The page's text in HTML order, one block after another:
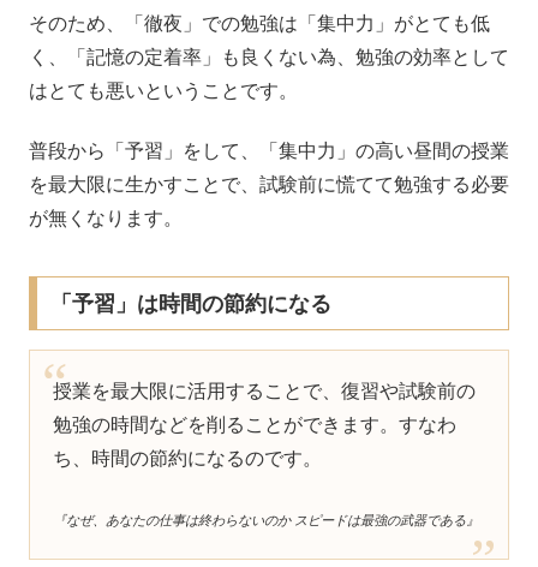
そのため、「徹夜」での勉強は「集中力」がとても低
く、「記憶の定着率」も良くない為、勉強の効率として
はとても悪いということです。
普段から「予習」をして、「集中力」の高い昼間の授業
を最大限に生かすことで、試験前に慌てて勉強する必要
が無くなります。
「予習」は時間の節約になる
授業を最大限に活用することで、復習や試験前の
勉強の時間などを削ることができます。すなわ
ち、時間の節約になるのです。
『なぜ、あなたの仕事は終わらないのか スピードは最強の武器である』